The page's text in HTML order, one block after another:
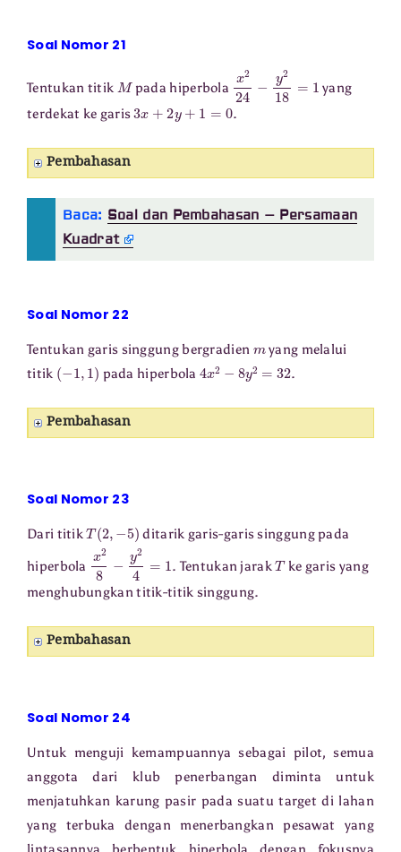
Soal Nomor 21
Tentukan titik Mpada hiperbola x224 y218
yang
terdekat ke garis3 +2 y+ = 0 .
Pembahasan
Baca: Soal dan Pembahasan – Persamaan
Kuadrat
Soal Nomor 22
Tentukan garis singgung bergradien
yang melalui
titik ( 1, ) pada hiperbola 4 x2 8y 2= .
Pembahasan
Soal Nomor 23
Dari titikT(2, ) ditarik garis-garis singgung pada
hiperbola x28 24 . Tentukan jarakTke garis yang
menghubungkan titik-titik singgung.
Pembahasan
Soal Nomor 24
Untuk menguji kemampuannya sebagai pilot, semua
anggota dari klub penerbangan diminta untuk
menjatuhkan karung pasir pada suatu target di lahan
yang terbuka dengan menerbangkan pesawat yang